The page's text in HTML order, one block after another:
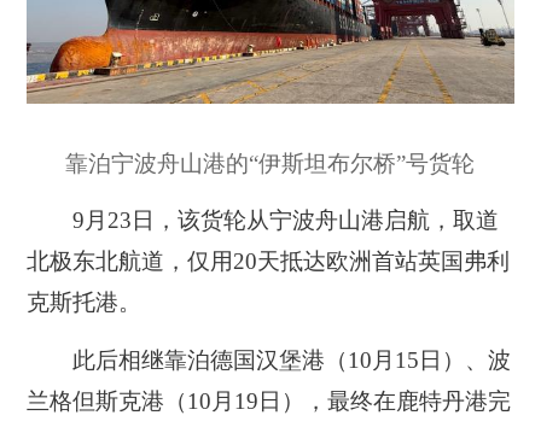
靠泊宁波舟山港的“伊斯坦布尔桥”号货轮
9月23日，该货轮从宁波舟山港启航，取道
北极东北航道，仅用20天抵达欧洲首站英国弗利
克斯托港。
此后相继靠泊德国汉堡港（10月15日）、波
兰格但斯克港（10月19日），最终在鹿特丹港完